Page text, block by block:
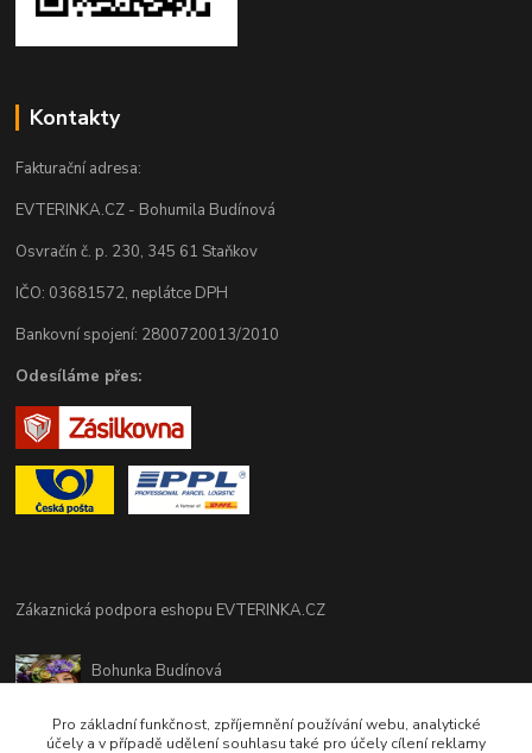
Kontakty
Fakturační adresa:
EVTERINKA.CZ - Bohumila Budínová
Osvračín č. p. 230, 345 61 Staňkov
IČO: 03681572, neplátce DPH
Bankovní spojení: 2800720013/2010
Odesíláme přes:
Zákaznická podpora eshopu EVTERINKA.CZ
Bohunka Budínová
(Po-Pá - 9:00-17:00hod, So 8:00-12:00hod)
Pro základní funkčnost, zpříjemnění používání webu, analytické
účely a v případě udělení souhlasu také pro účely cílení reklamy